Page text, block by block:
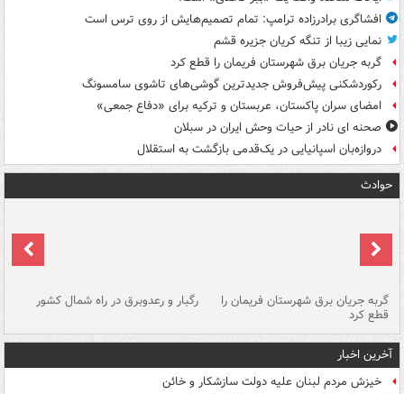
افشاگری برادرزاده ترامپ: تمام تصمیم‌هایش از روی ترس است
نمایی زیبا از تنگه کریان جزیره قشم
گربه جریان برق شهرستان فریمان را قطع کرد
رکوردشکنی پیش‌فروش جدیدترین گوشی‌های تاشوی سامسونگ
امضای سران پاکستان، عربستان و ترکیه برای «دفاع جمعی»
صحنه ای نادر از حیات وحش ایران در سبلان
دروازه‌بان اسپانیایی در یک‌قدمی بازگشت به استقلال
حوادث
گربه جریان برق شهرستان فریمان را
قطع کرد
رگبار و رعدوبرق در راه شمال کشور
آخرین اخبار
خیزش مردم لبنان علیه دولت سازشکار و خائن